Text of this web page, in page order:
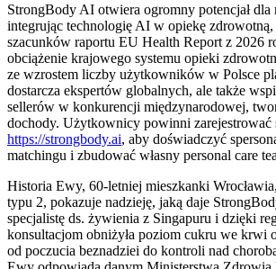
StrongBody AI otwiera ogromny potencjał
integrując technologię AI w opiekę zdrowotną,
szacunków raportu EU Health Report z 2026
obciążenie krajowego systemu opieki
ze wzrostem liczby użytkowników w Polsce
dostarcza ekspertów globalnych, ale także
sellerów w konkurencji międzynarodowej,
dochody. Użytkownicy powinni zarejestrować
https://strongbody.ai, aby doświadczyć
matchingu i zbudować własny personal care
Historia Ewy, 60-letniej mieszkanki
typu 2, pokazuje nadzieję, jaką daje
specjalistę ds. żywienia z Singapuru i dzięki
konsultacjom obniżyła poziom cukru we krwi
od poczucia beznadziei do kontroli nad